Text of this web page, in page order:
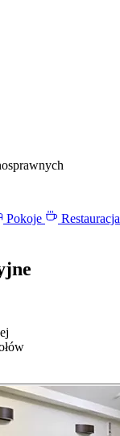
Pokoje Restauracja